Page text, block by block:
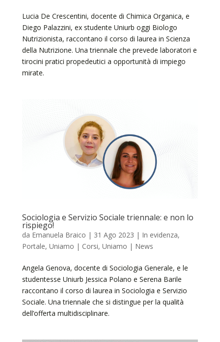
Lucia De Crescentini, docente di Chimica Organica, e
Diego Palazzini, ex studente Uniurb oggi Biologo
Nutrizionista, raccontano il corso di laurea in Scienza
della Nutrizione. Una triennale che prevede laboratori e
tirocini pratici propedeutici a opportunità di impiego
mirate.
Sociologia e Servizio Sociale triennale: e non lo
rispiego!
da Emanuela Braico | 31 Ago 2023 | In evidenza,
Portale, Uniamo | Corsi, Uniamo | News
Angela Genova, docente di Sociologia Generale, e le
studentesse Uniurb Jessica Polano e Serena Barile
raccontano il corso di laurea in Sociologia e Servizio
Sociale. Una triennale che si distingue per la qualità
dell’offerta multidisciplinare.